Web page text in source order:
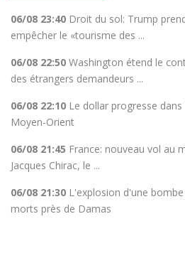
06/08 23:40 Droit du sol: Trump
empêcher le «tourisme des ...
06/08 22:50 Washington étend le
des étrangers demandeurs ...
06/08 22:10 Le dollar progresse
Moyen-Orient
06/08 21:45 France: nouveau vol au
Jacques Chirac, le ...
06/08 21:30 L'explosion d'une
morts près de Damas